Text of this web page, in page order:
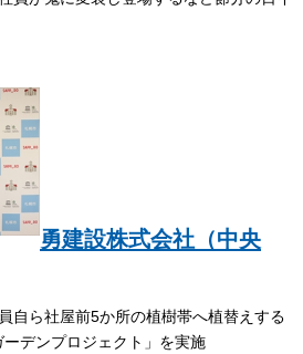
勇建設株式会社（中央
自ら社屋前5か所の植樹帯へ植替えする
ーデンプロジェクト」を実施